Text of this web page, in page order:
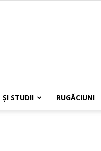
ŞI STUDII RUGĂCIUNI